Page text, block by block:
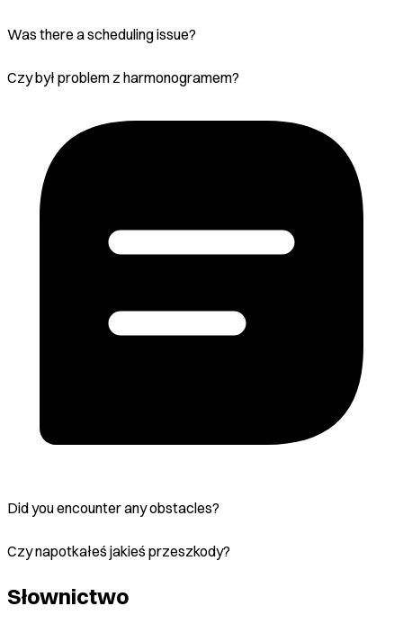
Was there a scheduling issue?
Czy był problem z harmonogramem?
Did you encounter any obstacles?
Czy napotkałeś jakieś przeszkody?
Słownictwo